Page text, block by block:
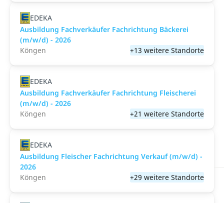
EDEKA
Ausbildung Fachverkäufer Fachrichtung Bäckerei
(m/w/d) - 2026
Köngen
+13 weitere Standorte
EDEKA
Ausbildung Fachverkäufer Fachrichtung Fleischerei
(m/w/d) - 2026
Köngen
+21 weitere Standorte
EDEKA
Ausbildung Fleischer Fachrichtung Verkauf (m/w/d) -
2026
Köngen
+29 weitere Standorte